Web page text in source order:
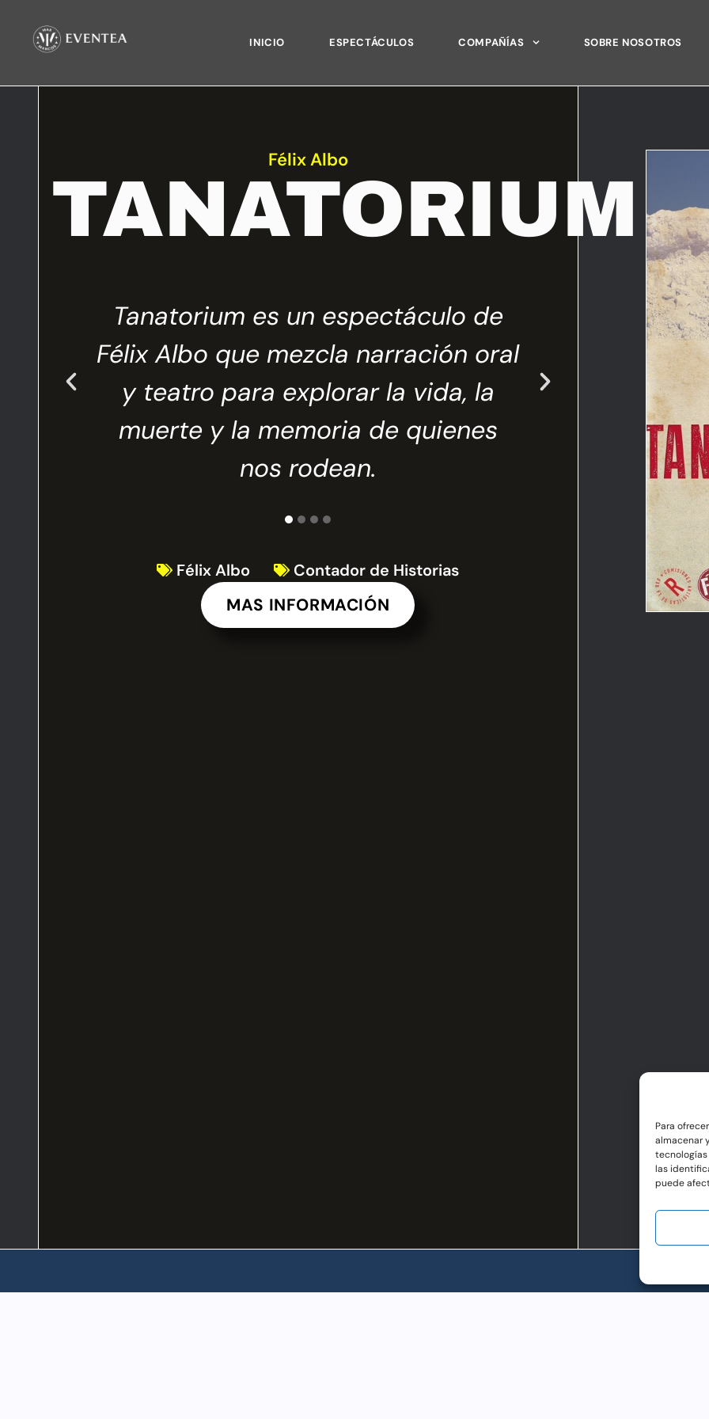
Para
almacenar
las
puede
INICIO ESPECTÁCULOS COMPAÑÍAS SOBRE NOSOTROS
Félix Albo
TANATORIUM
Tanatorium es un espectáculo de
Félix Albo que mezcla narración oral
y teatro para explorar la vida, la
muerte y la memoria de quienes
nos rodean.
La obra
Félix Albo Contador de Historias
MAS INFORMACIÓN